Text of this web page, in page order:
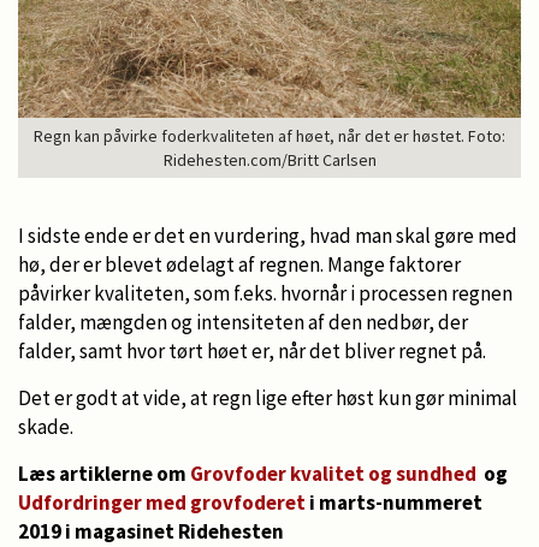
Regn kan påvirke foderkvaliteten af høet, når det er høstet. Foto:
Ridehesten.com/Britt Carlsen
I sidste ende er det en vurdering, hvad man skal gøre med
hø, der er blevet ødelagt af regnen. Mange faktorer
påvirker kvaliteten, som f.eks. hvornår i processen regnen
falder, mængden og intensiteten af den nedbør, der
falder, samt hvor tørt høet er, når det bliver regnet på.
Det er godt at vide, at regn lige efter høst kun gør minimal
skade.
Læs artiklerne om Grovfoder kvalitet og sundhed og
Udfordringer med grovfodereti marts-nummeret
2019 i magasinet Ridehesten